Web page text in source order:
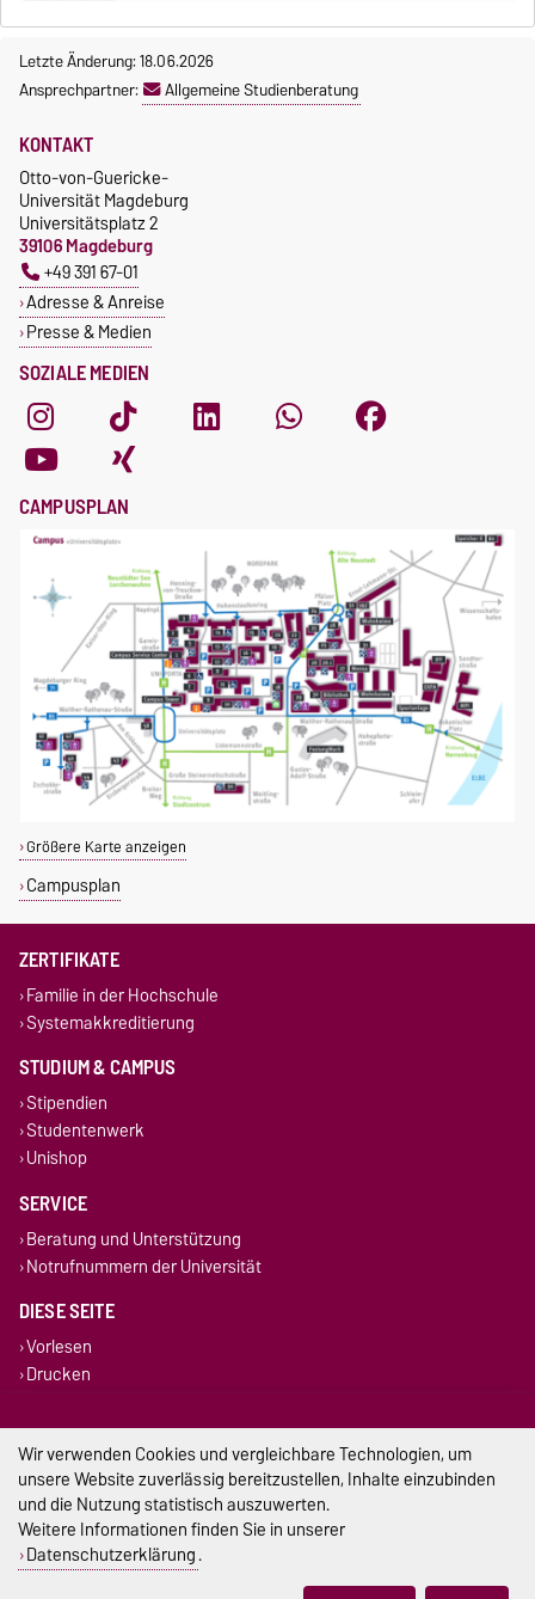
Letzte Änderung: 18.06.2026
Ansprechpartner:
Allgemeine Studienberatung
SOZIALE MEDIEN
KONTAKT
Otto-von-Guericke-
Universität Magdeburg
Universitätsplatz 2
39106 Magdeburg
+49 391 67-01
Adresse & Anreise
Presse & Medien
CAMPUSPLAN
Größere Karte anzeigen
Campusplan
ZERTIFIKATE
Familie in der Hochschule
Systemakkreditierung
STUDIUM & CAMPUS
Stipendien
Studentenwerk
Unishop
SERVICE
Beratung und Unterstützung
Notrufnummern der Universität
DIESE SEITE
Vorlesen
Drucken
Impressum
Datenschutz
Wir verwenden Cookies und vergleichbare Technologien, um
unsere Website zuverlässig bereitzustellen, Inhalte einzubinden
und die Nutzung statistisch auszuwerten.
Weitere Informationen finden Sie in unserer
Datenschutzerklärung.